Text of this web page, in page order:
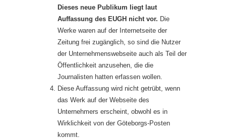
Dieses neue Publikum liegt laut
Auffassung des EUGH nicht vor. Die
Werke waren auf der Internetseite der
Zeitung frei zugänglich, so sind die Nutzer
der Unternehmenswebseite auch als Teil der
Öffentlichkeit anzusehen, die die
Journalisten hatten erfassen wollen.
Diese Auffassung wird nicht getrübt, wenn
das Werk auf der Webseite des
Unternehmers erscheint, obwohl es in
Wirklichkeit von der Göteborgs-Posten
kommt.